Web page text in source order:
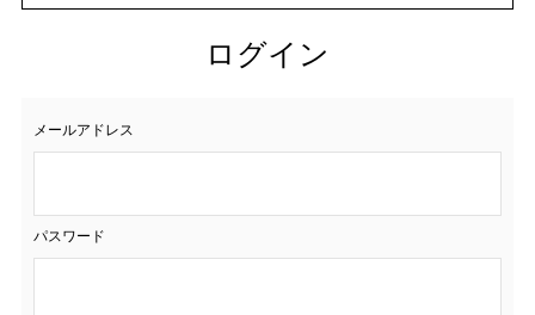
ログイン
メールアドレス
パスワード